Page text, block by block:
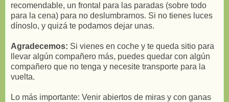
recomendable, un frontal para las paradas (sobre todo
para la cena) para no deslumbrarnos. Si no tienes luces
dínoslo, y quizá te podamos dejar unas.
Agradecemos: Si vienes en coche y te queda sitio para
llevar algún compañero más, puedes quedar con algún
compañero que no tenga y necesite transporte para la
vuelta.
Lo más importante: Venir abiertos de miras y con ganas